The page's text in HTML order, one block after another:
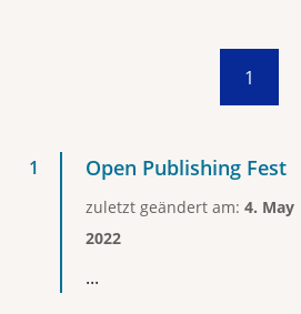
1
Open Publishing Fest
zuletzt geändert am: 4. May
2022
...